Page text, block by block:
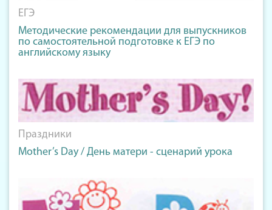
ЕГЭ
Методические рекомендации для выпускников
по самостоятельной подготовке к ЕГЭ по
английскому языку
Праздники
Mother’s Day / День матери - сценарий урока